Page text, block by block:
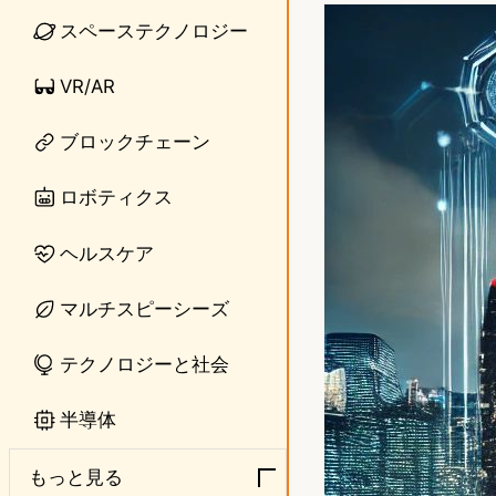
スペーステクノロジー
VR/AR
ブロックチェーン
ロボティクス
ヘルスケア
マルチスピーシーズ
テクノロジーと社会
半導体
もっと見る
t
o
d
o
n